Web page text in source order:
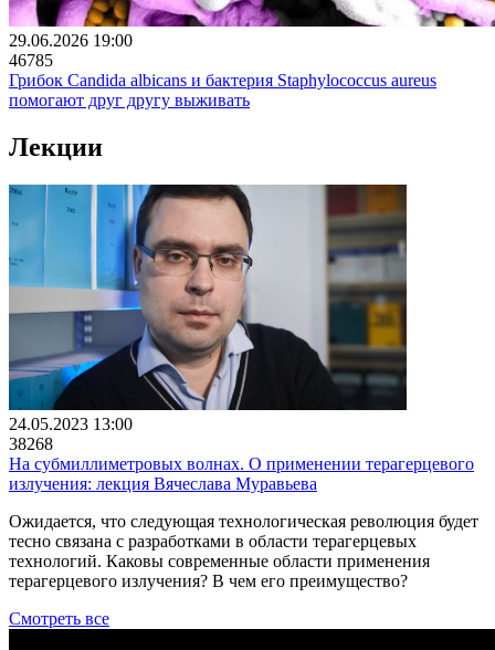
29.06.2026 19:00
46785
Грибок Candida albicans и бактерия Staphylococcus aureus
помогают друг другу выживать
Лекции
24.05.2023 13:00
38268
На субмиллиметровых волнах. О применении терагерцевого
излучения: лекция Вячеслава Муравьева
Ожидается, что следующая технологическая революция будет
тесно связана с разработками в области терагерцевых
технологий. Каковы современные области применения
терагерцевого излучения? В чем его преимущество?
Смотреть все